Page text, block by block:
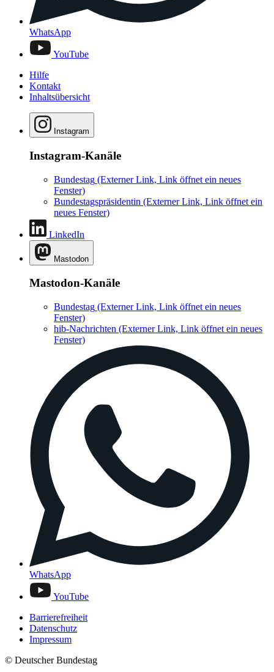
WhatsApp
YouTube
Hilfe
Kontakt
Inhaltsübersicht
Instagram
Instagram-Kanäle
Bundestag (Externer Link, Link öffnet ein neues
Fenster)
Bundestagspräsidentin (Externer Link, Link öffnet ein
neues Fenster)
LinkedIn
Mastodon
Mastodon-Kanäle
Bundestag (Externer Link, Link öffnet ein neues
Fenster)
hib-Nachrichten (Externer Link, Link öffnet ein neues
Fenster)
WhatsApp
YouTube
Barrierefreiheit
Datenschutz
Impressum
© Deutscher Bundestag